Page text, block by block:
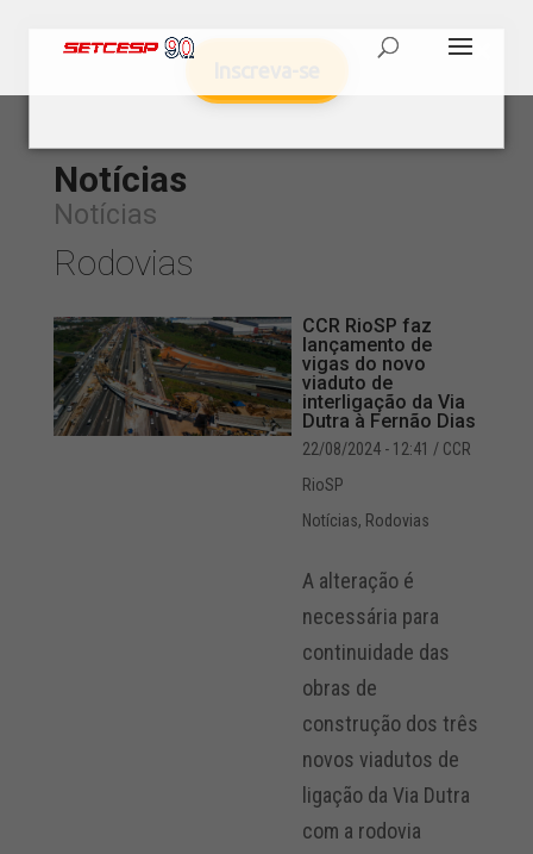
Notícias
Notícias
Rodovias
CCR RioSP faz
lançamento de
vigas do novo
viaduto de
interligação da Via
Dutra à Fernão Dias
22/08/2024 - 12:41 / CCR
RioSP
Notícias, Rodovias
A alteração é
necessária para
continuidade das
obras de
construção dos três
novos viadutos de
ligação da Via Dutra
com a rodovia